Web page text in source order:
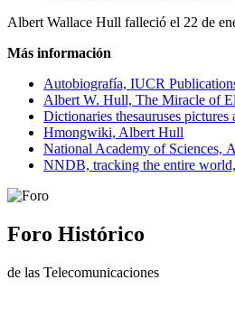
Albert Wallace Hull falleció el 22 de
Más información
Autobiografía, IUCR
Albert W. Hull, The Miracle of
Dictionaries thesauruses
Hmongwiki, Albert Hull
National Academy of Sciences,
NNDB, tracking the entire
Foro Histórico
de las Telecomunicaciones